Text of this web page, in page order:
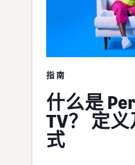
指南
什么是
TV？ 定
式